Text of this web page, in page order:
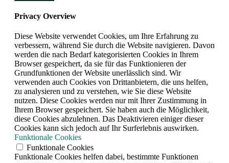
Privacy Overview
Diese Website verwendet Cookies, um Ihre Erfahrung zu
verbessern, während Sie durch die Website navigieren. Davon
werden die nach Bedarf kategorisierten Cookies in Ihrem
Browser gespeichert, da sie für das Funktionieren der
Grundfunktionen der Website unerlässlich sind. Wir
verwenden auch Cookies von Drittanbietern, die uns helfen,
zu analysieren und zu verstehen, wie Sie diese Website
nutzen. Diese Cookies werden nur mit Ihrer Zustimmung in
Ihrem Browser gespeichert. Sie haben auch die Möglichkeit,
diese Cookies abzulehnen. Das Deaktivieren einiger dieser
Cookies kann sich jedoch auf Ihr Surferlebnis auswirken.
Funktionale Cookies
Funktionale Cookies
Funktionale Cookies helfen dabei, bestimmte Funktionen